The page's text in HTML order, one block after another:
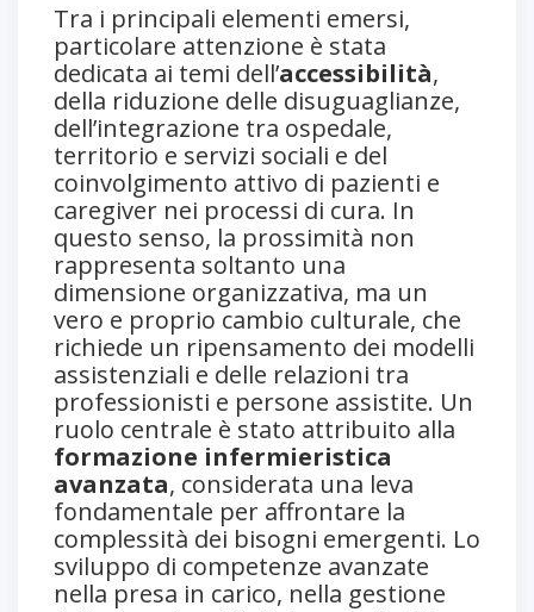
Tra i principali elementi emersi,
particolare attenzione è stata
dedicata ai temi dell’accessibilità,
della riduzione delle disuguaglianze,
dell’integrazione tra ospedale,
territorio e servizi sociali e del
coinvolgimento attivo di pazienti e
caregiver nei processi di cura. In
questo senso, la prossimità non
rappresenta soltanto una
dimensione organizzativa, ma un
vero e proprio cambio culturale, che
richiede un ripensamento dei modelli
assistenziali e delle relazioni tra
professionisti e persone assistite. Un
ruolo centrale è stato attribuito alla
formazione infermieristica
avanzata, considerata una leva
fondamentale per affrontare la
complessità dei bisogni emergenti. Lo
sviluppo di competenze avanzate
nella presa in carico, nella gestione